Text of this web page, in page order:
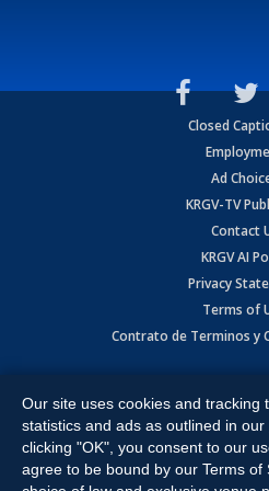
Closed
Ad
KRGV-TV
Contact
KRGV AI
Privacy
Terms of
Contrato de Terminos y
Expressway, Weslaco, TX 78596.
All Rights Reserved. Powered by:
Our site uses cookies and tracking
statistics and ads as outlined in our
clicking "OK", you consent to our
agree to be bound by our Terms of